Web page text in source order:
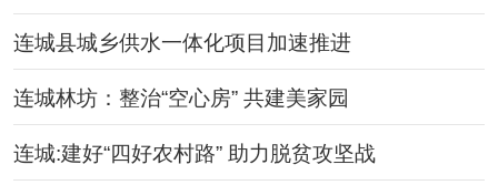
连城县城乡供水一体化项目加速推进
连城林坊：整治“空心房” 共建美家园
连城:建好“四好农村路” 助力脱贫攻坚战